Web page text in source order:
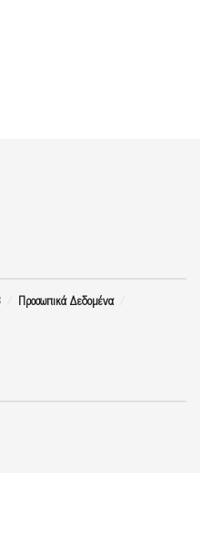
Προσωπικά Δεδομένα